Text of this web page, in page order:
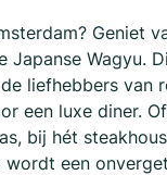
Geniet
Japanse Wagyu.
liefhebbers van
een luxe diner.
bij hét
een